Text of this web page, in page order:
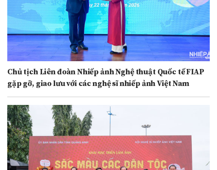
Chủ tịch Liên đoàn Nhiếp ảnh Nghệ thuật Quốc tế FIAP
gặp gỡ, giao lưu với các nghệ sĩ nhiếp ảnh Việt Nam